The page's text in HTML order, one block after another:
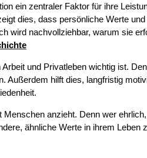
ein zentraler Faktor für ihre
dies, dass persönliche Werte
wird nachvollziehbar, warum sie
und Privatleben wichtig ist.
Außerdem hilft dies, langfristig
Menschen anzieht. Denn wer
ähnliche Werte in ihrem Leben